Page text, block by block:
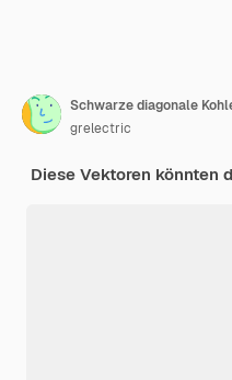
grelectric
Diese Vektoren könnten